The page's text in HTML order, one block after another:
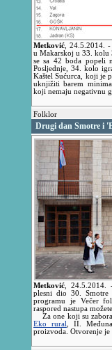
Metković 24.5.2014. -
u Makarskoj u 33. kolu
se sa 42 boda popeli
Posljednje, 34. kolo
Kaštel Sućurca, koji je
uknjižiti barem
koji nemaju negativnu
Folklor
Drugi dan Smotre i
Metković 24.5.2014.
plesni dio 30.
programu je Večer
raspored nastupa
Za one koji su
Eko rural
, II.
proizvoda. Otvorenje je